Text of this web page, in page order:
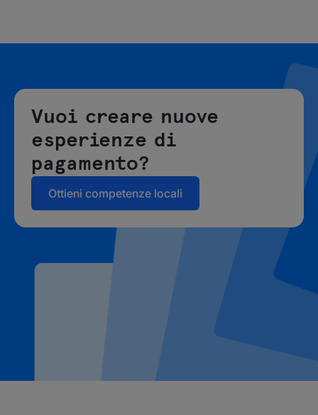
Vuoi creare nuove
esperienze di
pagamento?
Ottieni competenze locali